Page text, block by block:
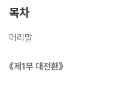
체복무권 문제를 입체적으로 고찰해
로기 지형 속에서 근 20년에 걸친 갈
운동 안에서 인권운동과 반전평화운
목차
머리말
《제1부 대전환》